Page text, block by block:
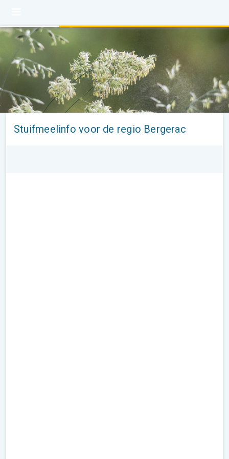
Stuifmeelinfo voor de regio Bergerac